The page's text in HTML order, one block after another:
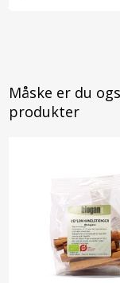
Måske er du
produkter